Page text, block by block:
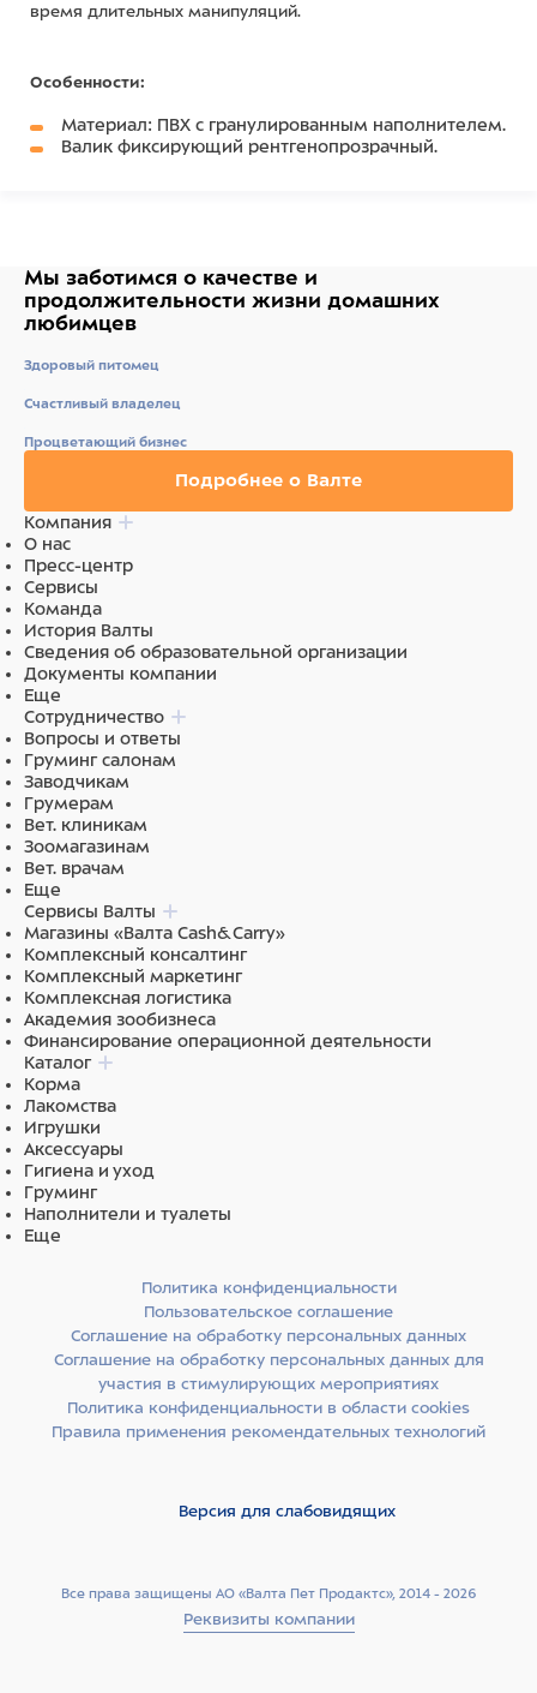
время длительных манипуляций.
Особенности:
Материал: ПВХ с гранулированным наполнителем.
Валик фиксирующий рентгенопрозрачный.
Важно: Возможно изготовление по индивидуальным
размерам.
Мы заботимся о качестве и
продолжительности жизни домашних
любимцев
Здоровый питомец
Счастливый владелец
Процветающий бизнес
Подробнее о Валте
Компания
О нас
Пресс-центр
Сервисы
Команда
История Валты
Сведения об образовательной организации
Документы компании
Еще
Сотрудничество
Вопросы и ответы
Груминг салонам
Заводчикам
Грумерам
Вет. клиникам
Зоомагазинам
Вет. врачам
Еще
Сервисы Валты
Магазины «Валта Cash&Carry»
Комплексный консалтинг
Комплексный маркетинг
Комплексная логистика
Академия зообизнеса
Финансирование операционной деятельности
Каталог
Корма
Лакомства
Игрушки
Аксессуары
Гигиена и уход
Груминг
Наполнители и туалеты
Еще
Все права защищены АО «Валта Пет Продактс», 2014 - 2026
Реквизиты компании
Политика конфиденциальности
Пользовательское соглашение
Соглашение на обработку персональных данных
Соглашение на обработку персональных данных для
участия в стимулирующих мероприятиях
Политика конфиденциальности в области cookies
Правила применения рекомендательных технологий
Версия для слабовидящих